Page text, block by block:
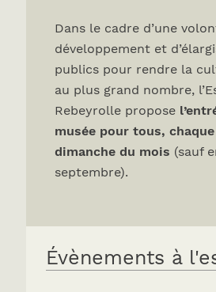
Dans le cadre d’une
développement et
publics pour rendre la
au plus grand nombre,
Rebeyrolle propose
musée pour tous,
dimanche du mois (sauf
septembre).
Évènements à